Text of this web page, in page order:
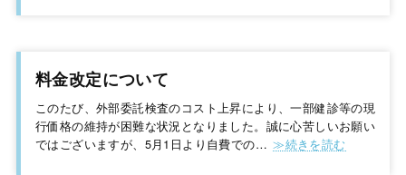
料金改定について
このたび、外部委託検査のコスト上昇により、一部健診等の現
行価格の維持が困難な状況となりました。誠に心苦しいお願い
ではございますが、5月1日より自費での…